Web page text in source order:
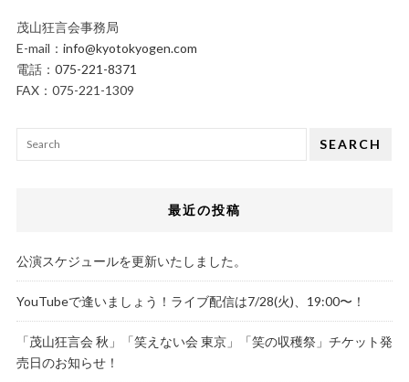
茂山狂言会事務局
E-mail： info@kyotokyogen.com
電話： 075-221-8371
FAX：075-221-1309
SEARCH
最近の投稿
公演スケジュールを更新いたしました。
YouTubeで逢いましょう！ライブ配信は7/28(火)、19:00〜！
「茂山狂言会 秋」「笑えない会 東京」「笑の収穫祭」チケット発
売日のお知らせ！